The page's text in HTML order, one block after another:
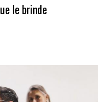
le brinde